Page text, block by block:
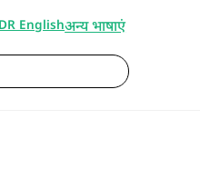
Englishअन्य भाषाएं